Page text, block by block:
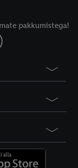
pakkumistega!